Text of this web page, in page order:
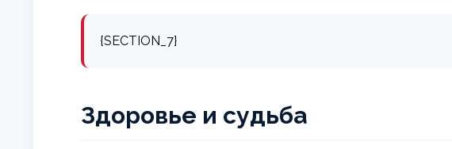
{SECTION_7}
Здоровье и судьба